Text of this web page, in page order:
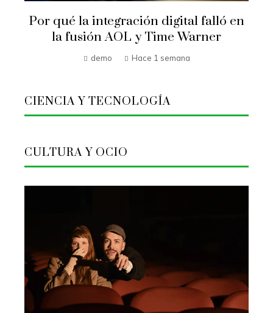
Por qué la integración digital falló en
la fusión AOL y Time Warner
demo Hace 1 semana
CIENCIA Y TECNOLOGÍA
CULTURA Y OCIO